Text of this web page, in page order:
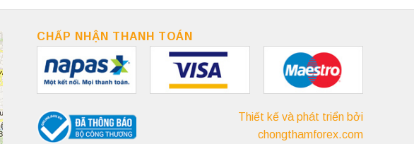
CHẤP NHẬN THANH TOÁN
Thiết kế và phát triển bởi
chongthamforex.com